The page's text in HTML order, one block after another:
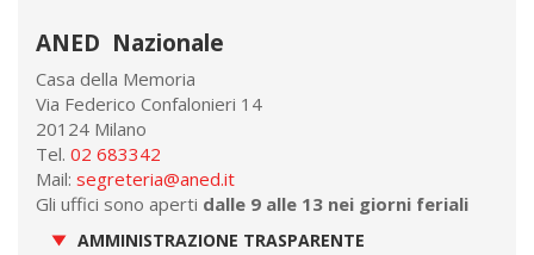
ANED Nazionale
Casa della Memoria
Via Federico Confalonieri 14
20124 Milano
Tel. 02 683342
Mail: segreteria@aned.it
Gli uffici sono aperti dalle 9 alle 13 nei giorni feriali
AMMINISTRAZIONE TRASPARENTE